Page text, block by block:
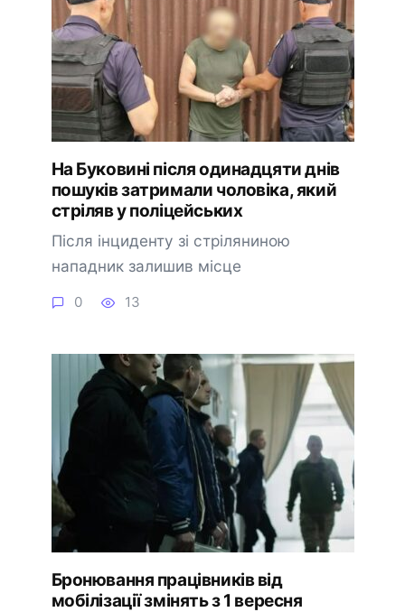
На Буковині після одинадцяти днів
пошуків затримали чоловіка, який
стріляв у поліцейських
Після інциденту зі стріляниною
нападник залишив місце
0 13
Бронювання працівників від
мобілізації змінять з 1 вересня